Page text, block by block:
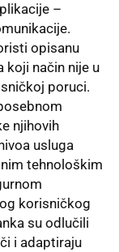
–
opisanu
koji način nije u
poruci.
njihovih
usluga
tehnološkim
korisničkog
su odlučili
i adaptiraju